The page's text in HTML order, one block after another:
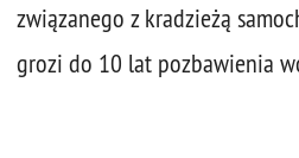
związanego z kradzieżą
grozi do 10 lat pozbawienia